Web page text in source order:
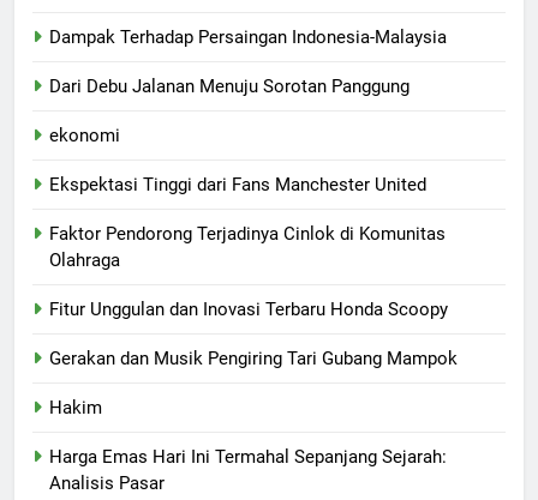
Dampak Terhadap Persaingan Indonesia-Malaysia
Dari Debu Jalanan Menuju Sorotan Panggung
ekonomi
Ekspektasi Tinggi dari Fans Manchester United
Faktor Pendorong Terjadinya Cinlok di Komunitas
Olahraga
Fitur Unggulan dan Inovasi Terbaru Honda Scoopy
Gerakan dan Musik Pengiring Tari Gubang Mampok
Hakim
Harga Emas Hari Ini Termahal Sepanjang Sejarah:
Analisis Pasar